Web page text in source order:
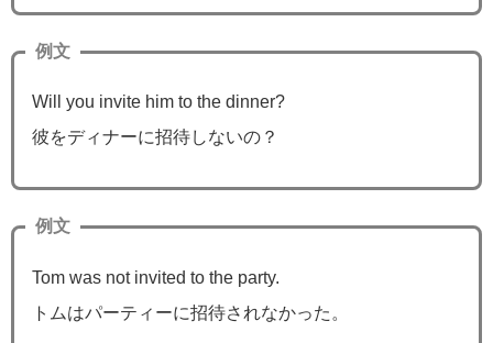
例文
Will you invite him to the dinner?
彼をディナーに招待しないの？
例文
Tom was not invited to the party.
トムはパーティーに招待されなかった。